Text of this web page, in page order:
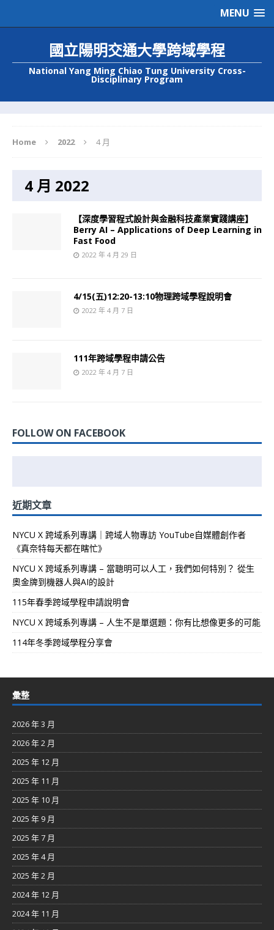
MENU
國立陽明交通大學跨域學程
National Yang Ming Chiao Tung University Cross-
Disciplinary Program
Home 2022 4 月
4 月 2022
【深度學習程式設計與金融科技產業實踐講座】
Berry AI – Applications of Deep Learning in
Fast Food
2022 年 4 月 29 日
4/15(五)12:20-13:10物理跨域學程說明會
2022 年 4 月 7 日
111年跨域學程申請公告
2022 年 4 月 7 日
FOLLOW ON FACEBOOK
近期文章
NYCU X 跨域系列專講｜跨域人物專訪 YouTube自媒體創作者
《真奈特每天都在瞎忙》
NYCU X 跨域系列專講 – 當聰明可以人工，我們如何特別？ 從生
奧金牌到機器人與AI的設計
115年春季跨域學程申請說明會
NYCU X 跨域系列專講 – 人生不是單選題：你有比想像更多的可能
114年冬季跨域學程分享會
彙整
2026 年 3 月
2026 年 2 月
2025 年 12 月
2025 年 11 月
2025 年 10 月
2025 年 9 月
2025 年 7 月
2025 年 4 月
2025 年 2 月
2024 年 12 月
2024 年 11 月